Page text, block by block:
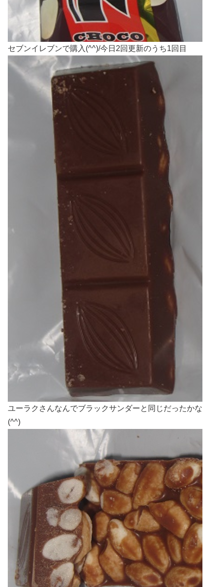
セブンイレブンで購入(^^)/今日2回更新のうち1回目
ユーラクさんなんでブラックサンダーと同じだったかな
(^^)